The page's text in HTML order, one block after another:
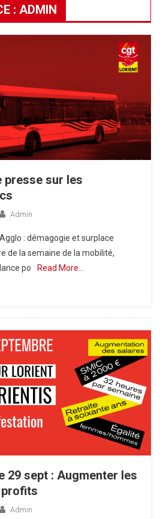
: ADMIN
presse sur les
Admin
: démagogie et surplace
de la semaine de la mobilité,
po
Read More…
29 sept : Augmenter les
Admin